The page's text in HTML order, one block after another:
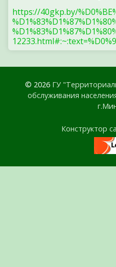
https://40gkp.by/
© 2026 ГУ
обслуживания
Конструктор